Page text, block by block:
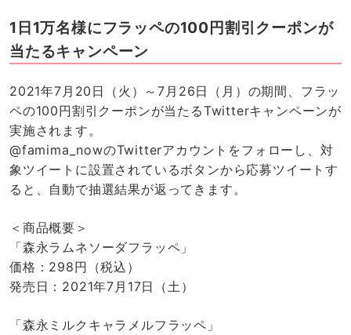
1日1万名様にフラッペの100円割引クーポンが
当たるキャンペーン
2021年7月20日（火）～7月26日（月）の期間、フラッ
ペの100円割引クーポンが当たるTwitterキャンペーンが
実施されます。
@famima_nowのTwitterアカウントをフォローし、対
象ツイートに設置されているボタンから応募ツイートす
ると、自動で抽選結果が返ってきます。
＜商品概要＞
「森永ラムネソーダフラッペ」
価格：298円（税込）
発売日：2021年7月17日（土）
「森永ミルクキャラメルフラッペ」